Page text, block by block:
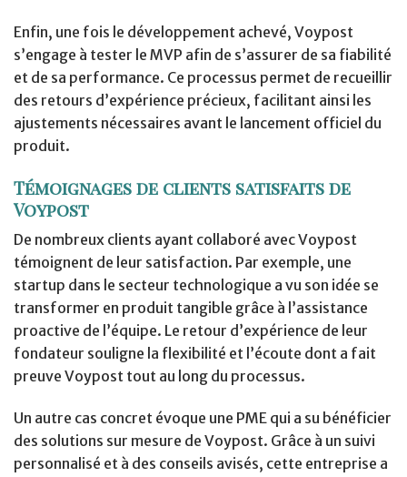
Enfin, une fois le développement achevé, Voypost
s’engage à tester le MVP afin de s’assurer de sa fiabilité
et de sa performance. Ce processus permet de recueillir
des retours d’expérience précieux, facilitant ainsi les
ajustements nécessaires avant le lancement officiel du
produit.
Témoignages de clients satisfaits de
Voypost
De nombreux clients ayant collaboré avec Voypost
témoignent de leur satisfaction. Par exemple, une
startup dans le secteur technologique a vu son idée se
transformer en produit tangible grâce à l’assistance
proactive de l’équipe. Le retour d’expérience de leur
fondateur souligne la flexibilité et l’écoute dont a fait
preuve Voypost tout au long du processus.
Un autre cas concret évoque une PME qui a su bénéficier
des solutions sur mesure de Voypost. Grâce à un suivi
personnalisé et à des conseils avisés, cette entreprise a